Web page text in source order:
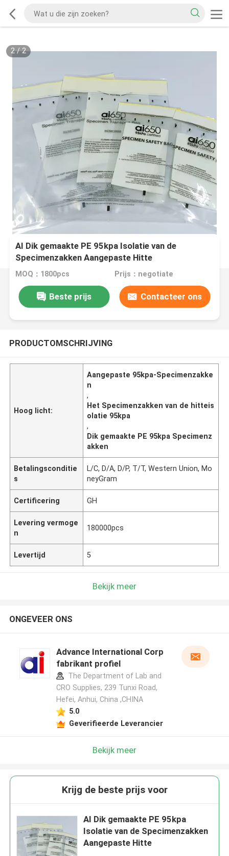
2/2
AI Dik gemaakte PE 95kpa Isolatie van de
Specimenzakken Aangepaste Hitte
MOQ：1800pcs Prijs：negotiate
Beste prijs Contacteer ons
PRODUCTOMSCHRIJVING
Hoog licht:
Aangepaste 95kpa-Specimenzakke
n
,
Het Specimenzakken van de hitteis
olatie 95kpa
,
Dik gemaakte PE 95kpa Specimenz
akken
Betalingsconditie
s
L/C, D/A, D/P, T/T, Western Union, Mo
neyGram
Certificering GH
Levering vermoge
n
180000pcs
Levertijd 5
Bekijk meer
ONGEVEER ONS
Advance International Corp
fabrikant profiel
The Department of Lab and
CRO Supplies, 239 Tunxi Road,
Hefei, Anhui, China ,CHINA
5.0
Geverifieerde Leverancier
Bekijk meer
Krijg de beste prijs voor
AI Dik gemaakte PE 95kpa
Isolatie van de Specimenzakken
Aangepaste Hitte